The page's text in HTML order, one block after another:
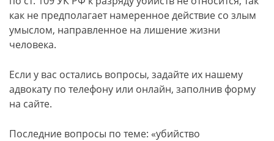
как не предполагает намеренное действие со злым
умыслом, направленное на лишение жизни
человека.
Если у вас остались вопросы, задайте их нашему
адвокату по телефону или онлайн, заполнив форму
на сайте.
Последние вопросы по теме: «убийство